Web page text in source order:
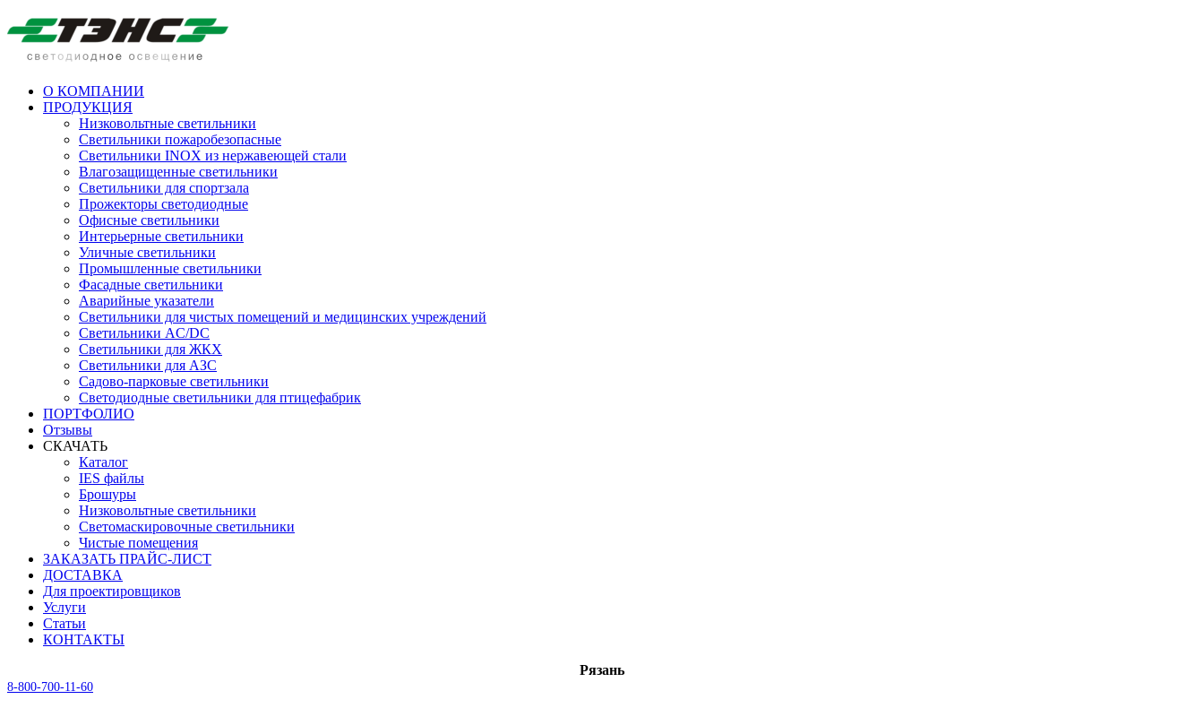
О КОМПАНИИ
ПРОДУКЦИЯ
Низковольтные светильники
Cветильники пожаробезопасные
Светильники INOX из нержавеющей стали
Влагозащищенные светильники
Светильники для спортзала
Прожекторы светодиодные
Офисные светильники
Интерьерные светильники
Уличные светильники
Промышленные светильники
Фасадные светильники
Аварийные указатели
Светильники для чистых помещений и медицинских учреждений
Светильники AC/DC
Светильники для ЖКХ
Светильники для АЗС
Садово-парковые светильники
Светодиодные светильники для птицефабрик
ПОРТФОЛИО
Отзывы
СКАЧАТЬ
Каталог
IES файлы
Брошуры
Низковольтные светильники
Светомаскировочные светильники
Чистые помещения
ЗАКАЗАТЬ ПРАЙС-ЛИСТ
ДОСТАВКА
Для проектировщиков
Услуги
Статьи
КОНТАКТЫ
Рязань
8-800-700-11-60